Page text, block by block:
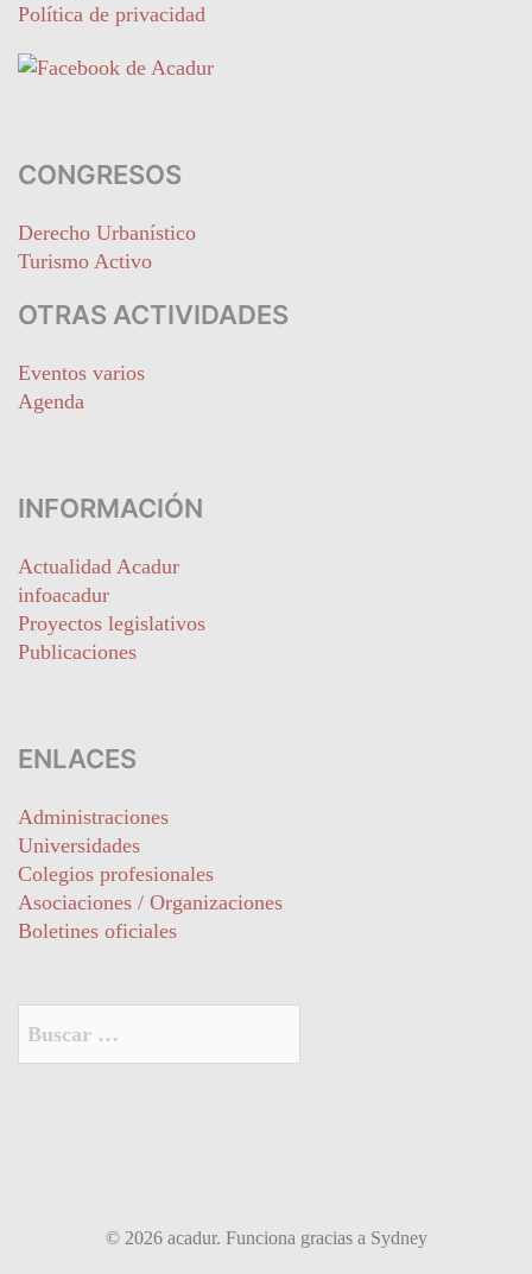
Política de privacidad
CONGRESOS
Derecho Urbanístico
Turismo Activo
OTRAS ACTIVIDADES
Eventos varios
Agenda
INFORMACIÓN
Actualidad Acadur
infoacadur
Proyectos legislativos
Publicaciones
ENLACES
Administraciones
Universidades
Colegios profesionales
Asociaciones / Organizaciones
Boletines oficiales
© 2026 acadur. Funciona gracias a Sydney